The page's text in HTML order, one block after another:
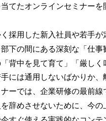
てたオンラインセミナーを
採用した新入社員や若手が
部下の間にある深刻な「仕
背中を見て育て」「厳しく
には通用しないばかりか、
ーでは、企業研修の最前線
を辞めさせないために、今